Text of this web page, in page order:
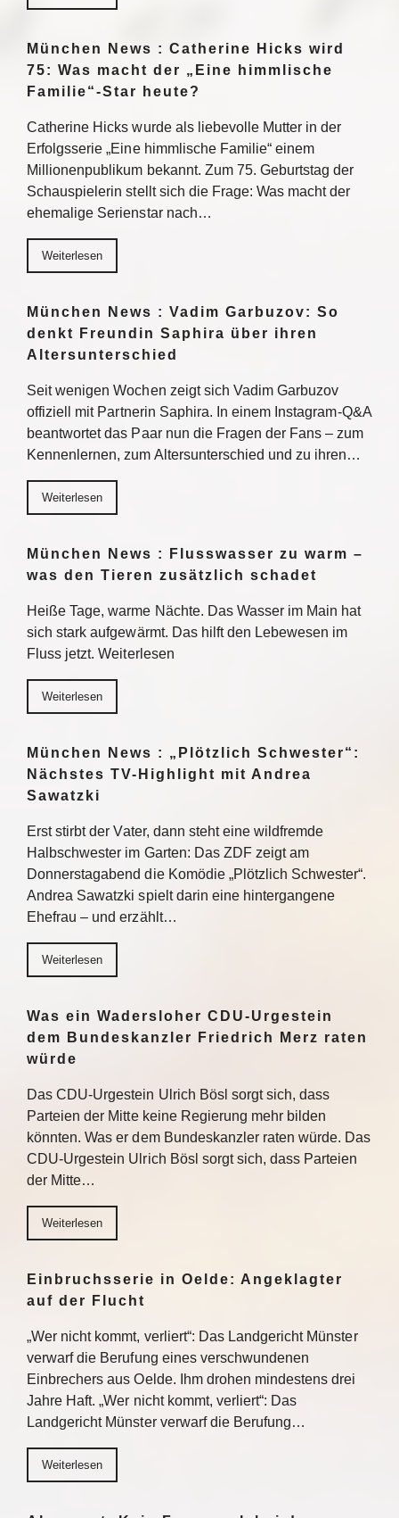
München News : Catherine Hicks wird
75: Was macht der „Eine himmlische
Familie“-Star heute?
Catherine Hicks wurde als liebevolle Mutter in der
Erfolgsserie „Eine himmlische Familie“ einem
Millionenpublikum bekannt. Zum 75. Geburtstag der
Schauspielerin stellt sich die Frage: Was macht der
ehemalige Serienstar nach…
Weiterlesen
München News : Vadim Garbuzov: So
denkt Freundin Saphira über ihren
Altersunterschied
Seit wenigen Wochen zeigt sich Vadim Garbuzov
offiziell mit Partnerin Saphira. In einem Instagram-Q&A
beantwortet das Paar nun die Fragen der Fans – zum
Kennenlernen, zum Altersunterschied und zu ihren…
Weiterlesen
München News : Flusswasser zu warm –
was den Tieren zusätzlich schadet
Heiße Tage, warme Nächte. Das Wasser im Main hat
sich stark aufgewärmt. Das hilft den Lebewesen im
Fluss jetzt. Weiterlesen
Weiterlesen
München News : „Plötzlich Schwester“:
Nächstes TV-Highlight mit Andrea
Sawatzki
Erst stirbt der Vater, dann steht eine wildfremde
Halbschwester im Garten: Das ZDF zeigt am
Donnerstagabend die Komödie „Plötzlich Schwester“.
Andrea Sawatzki spielt darin eine hintergangene
Ehefrau – und erzählt…
Weiterlesen
Was ein Wadersloher CDU-Urgestein
dem Bundeskanzler Friedrich Merz raten
würde
Das CDU-Urgestein Ulrich Bösl sorgt sich, dass
Parteien der Mitte keine Regierung mehr bilden
könnten. Was er dem Bundeskanzler raten würde. Das
CDU-Urgestein Ulrich Bösl sorgt sich, dass Parteien
der Mitte…
Weiterlesen
Einbruchsserie in Oelde: Angeklagter
auf der Flucht
„Wer nicht kommt, verliert“: Das Landgericht Münster
verwarf die Berufung eines verschwundenen
Einbrechers aus Oelde. Ihm drohen mindestens drei
Jahre Haft. „Wer nicht kommt, verliert“: Das
Landgericht Münster verwarf die Berufung…
Weiterlesen